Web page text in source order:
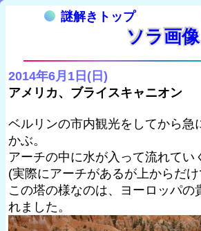
謎解きトップ
ソラ画像
2014年6月1日(日)
アメリカ、ブライスキャニオン
ベルリンの市内観光をしてから急
かぶ。
アーチの中に水が入って流れてい
(実際にアーチがあるが上からだ
この塔の様なのは、ヨーロッパの
れました。